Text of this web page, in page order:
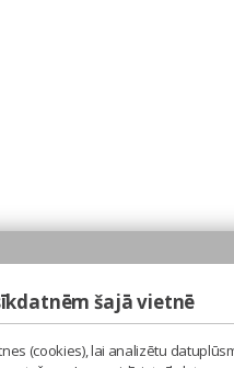
šajā vietnē
(cookies), lai analizētu